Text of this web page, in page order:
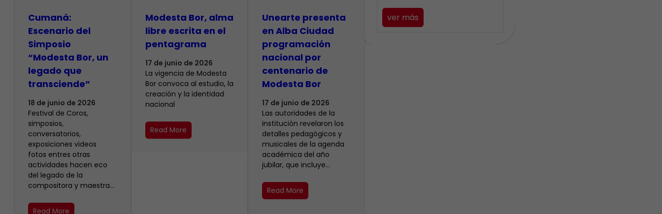
Cumaná:
Escenario del
Simposio
“Modesta Bor, un
legado que
transciende”
18 de junio de 2026
Festival de Coros,
simposios,
conversatorios,
exposiciones videos
fotos entres otras
actividades hacen eco
del legado de la
compositora y maestra…
Read More
Modesta Bor, alma
libre escrita en el
pentagrama
17 de junio de 2026
La vigencia de Modesta
Bor convoca al estudio, la
creación y la identidad
nacional
Read More
​Unearte presenta
en Alba Ciudad
programación
nacional por
centenario de
Modesta Bor
17 de junio de 2026
Las autoridades de la
institución revelaron los
detalles pedagógicos y
musicales de la agenda
académica del año
jubilar, que incluye…
Read More
ver más